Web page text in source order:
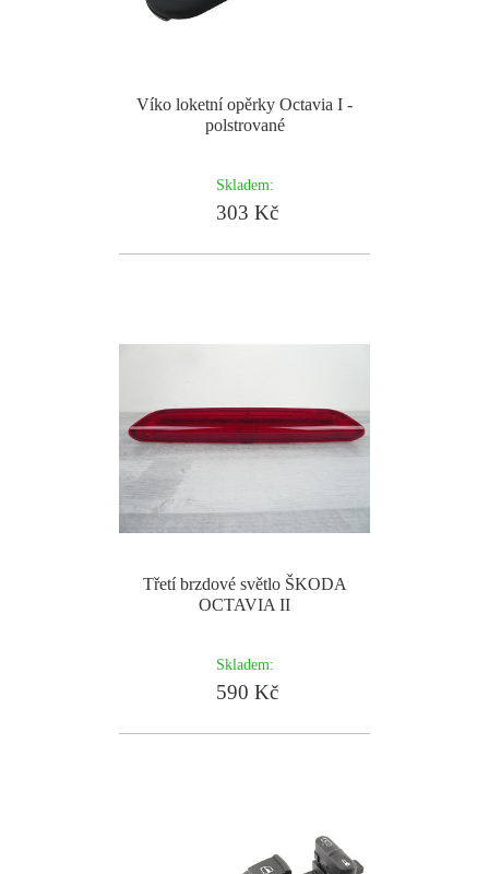
Víko loketní opěrky Octavia I -
polstrované
Skladem:
303 Kč
Třetí brzdové světlo ŠKODA
OCTAVIA II
Skladem:
590 Kč